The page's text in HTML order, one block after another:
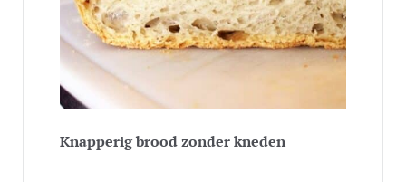
Knapperig brood zonder kneden